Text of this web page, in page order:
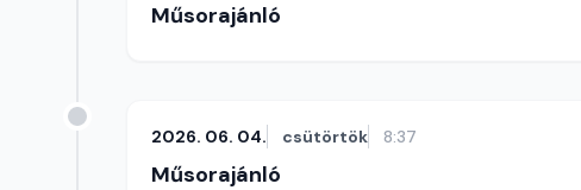
Műsorajánló
2026. 06. 04. csütörtök 8:37
Műsorajánló